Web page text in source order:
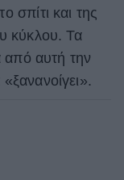
σπίτι και της
κύκλου. Τα
από αυτή την